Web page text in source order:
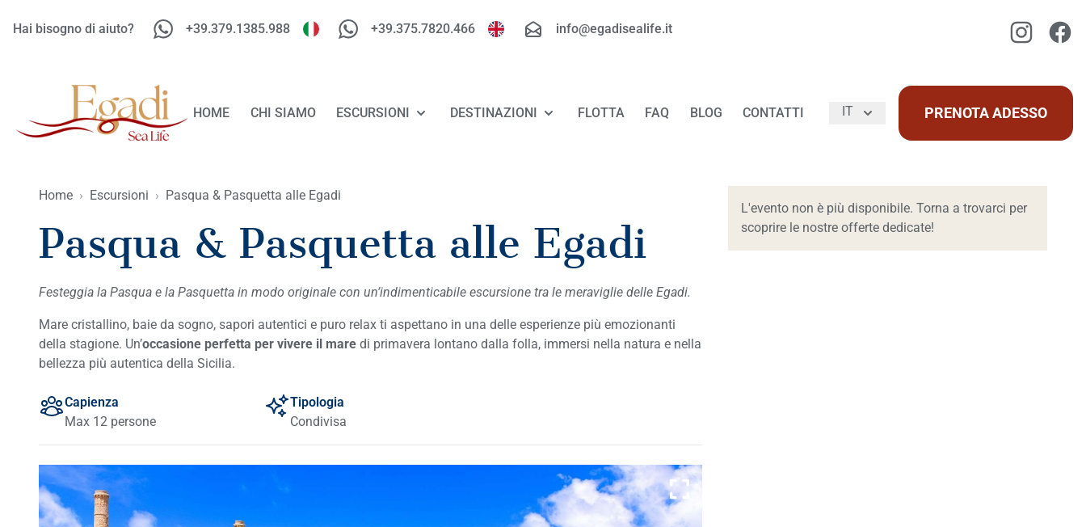
Hai bisogno di aiuto? +39.379.1385.988 +39.375.7820.466 info@egadisealife.it Instagram
HOME CHI SIAMO ESCURSIONI
TOUR RISERVA DELLO ZINGARO - SAN
MINICROCIERA ALLE EGADI
DESTINAZIONI
MARETTIMO
RISERVA DELLO ZINGARO
SAN VITO LO CAPO
FLOTTA FAQ BLOG CONTATTI IT PRENOTA ADESSO
Home › Escursioni › Pasqua & Pasquetta alle Egadi
Pasqua & Pasquetta alle Egadi
Festeggia la Pasqua e la Pasquetta in modo originale con un’indimenticabile escursione tra le meraviglie delle Egadi.
Mare cristallino, baie da sogno, sapori autentici e puro relax ti aspettano in una delle esperienze più emozionanti
della stagione. Un’occasione perfetta per vivere il mare di primavera lontano dalla folla, immersi nella natura e nella
bellezza più autentica della Sicilia.
Capienza
Max 12 persone
Tipologia
Condivisa
L'evento non è più disponibile. Torna a trovarci per
scoprire le nostre offerte dedicate!